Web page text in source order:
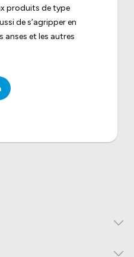
produits de type
de s’agripper en
anses et les autres